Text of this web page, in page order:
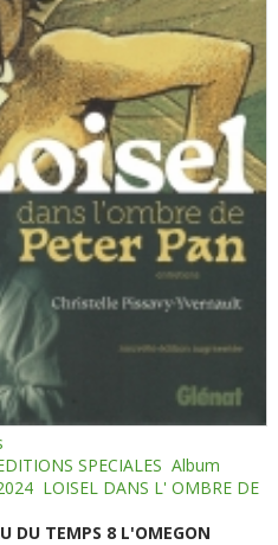
SPECIALES Album
LOISEL DANS L' OMBRE DE
DU TEMPS 8 L'OMEGON